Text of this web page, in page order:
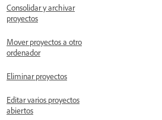
Consolidar y archivar
proyectos
Mover proyectos a otro
ordenador
Eliminar proyectos
Editar varios proyectos
abiertos